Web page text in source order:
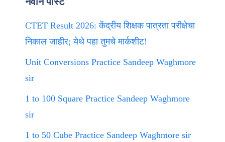
CTET Result 2026: केंद्रीय शिक्षक पात्रता परीक्षेचा
निकाल जाहीर; येथे पहा तुमचे मार्कशीट!
Unit Conversions Practice Sandeep Waghmore
sir
1 to 100 Square Practice Sandeep Waghmore
sir
1 to 50 Cube Practice Sandeep Waghmore sir